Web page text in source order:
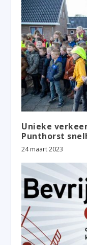
Unieke
Punthorst
24 maart 2023